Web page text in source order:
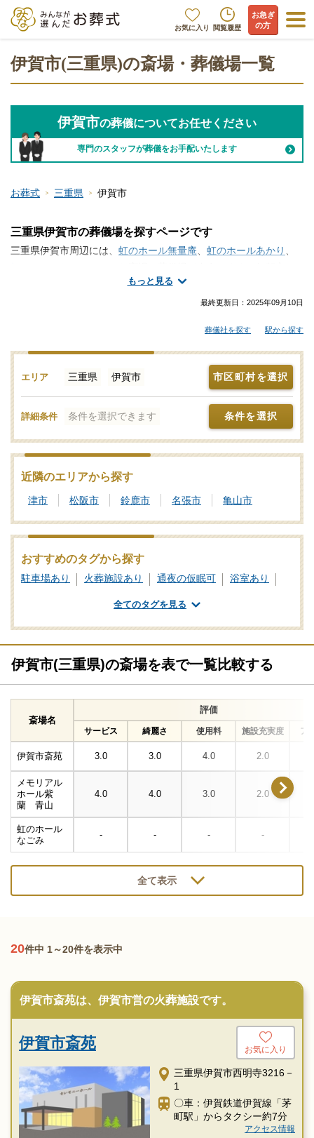
お気に入り 閲覧履歴
お急ぎ
の方
伊賀市(三重県)の斎場・葬儀場一覧
伊賀市の葬儀についてお任せください
専門のスタッフが葬儀をお手配いたします
お葬式 三重県 伊賀市
もっと見る
三重県伊賀市の葬儀場を探すページです
三重県伊賀市周辺には、 虹のホール無量庵、 虹のホールあかり 、
斎場・葬儀場の情報をお探しですか？家族葬や一日葬・火葬式な
どの葬儀を行う場所は、ご自宅や寺院の式場、便利な総合斎場や
式」では、斎場やセレモニーホールを調査。それぞれの機能や評
価などをご覧いただき、申込みの流れなど、ご不明点があれば、
些細と思われることでも遠慮なくお電話でご相談ください。家族
葬や一日葬、火葬式をどこで行うのがよいか？その選び方や段取
りの仕方をはじめ、式場・火葬場の手配までを含めてサポートい
たします。伊賀市で利用者が多い式場・火葬場、参列者が集まり
認・利用状況などのお問合せも承りますので、まずはご相談くだ
さい。写真を見ながら場所の雰囲気や価格相場を近隣の斎場・葬
儀場とで比較したり、新設セレモニーホールなどの最新情報をチ
ェックしたりなどの情報収集を行って伊賀市の最適な斎場・葬儀
場をご確認ください。
も解説
家族葬の基礎知識｜費用や流れ、メリットと注意点について
最終更新日： 2025年09月10日
葬儀社を探す 駅から探す
エリア 三重県 伊賀市 市区町村を選択
詳細条件 条件を選択できます 条件を選択
近隣のエリアから探す
津市 松阪市 鈴鹿市 名張市 亀山市
おすすめのタグから探す
駐車場あり 火葬施設あり 通夜の仮眠可
浴室あり
公営斎場・葬儀場
全てのタグを見る
伊賀市(三重県)の斎場を表で一覧比較する
斎場名
評価
サービス 綺麗さ 使用料 施設充実度 ア
伊賀市斎苑 3.0 3.0 4.0 2.0
メモリアル
ホール紫
蘭 青山
4.0 4.0 3.0 2.0
虹のホール
なごみ
- - - -
全て表示
20件中 1～20件を表示中
伊賀市斎苑は、伊賀市営の火葬施設です。
伊賀市斎苑 お気に入り
三重県伊賀市西明寺3216－
1
〇車：伊賀鉄道伊賀線「茅
町駅」からタクシー約7分
アクセス情報